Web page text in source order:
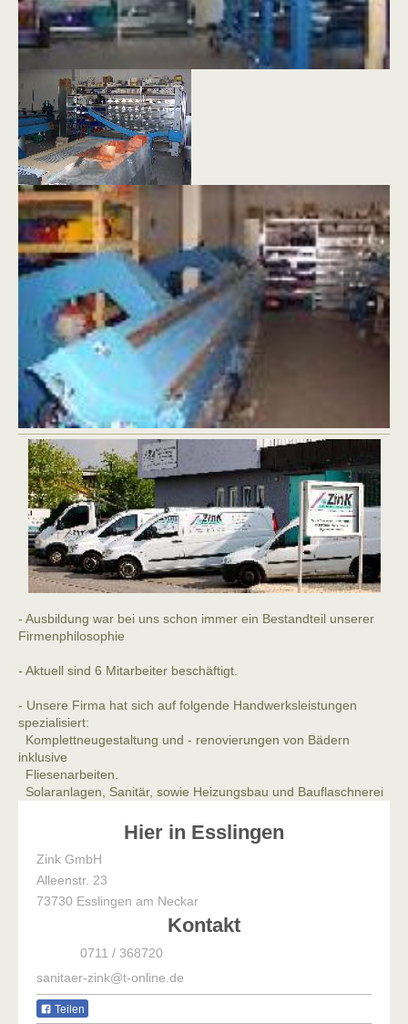
- Ausbildung war bei uns schon immer ein Bestandteil unserer
Firmenphilosophie
- Aktuell sind 6 Mitarbeiter beschäftigt.
- Unsere Firma hat sich auf folgende Handwerksleistungen
spezialisiert:
Komplettneugestaltung und - renovierungen von Bädern
inklusive
Fliesenarbeiten.
Solaranlagen, Sanitär, sowie Heizungsbau und Bauflaschnerei
Hier in Esslingen
Zink GmbH
Alleenstr. 23
73730 Esslingen am Neckar
Kontakt
0711 / 368720
sanitaer-zink@t-online.de
Teilen